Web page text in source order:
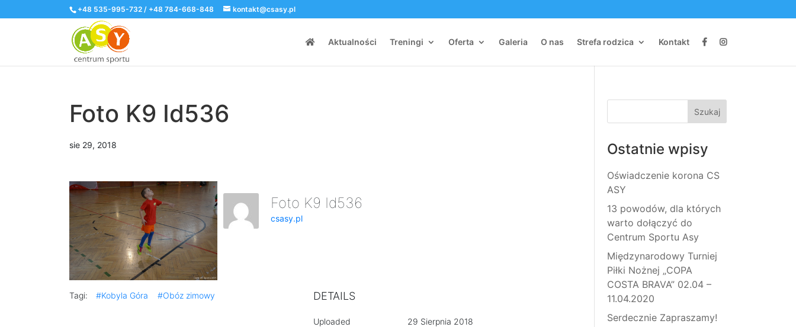
+48 535-995-732 / +48 784-668-848 kontakt@csasy.pl
Aktualności Treningi Oferta Galeria O nas Strefa rodzica Kontakt
Foto K9 Id536
sie 29, 2018
Foto K9 Id536
csasy.pl
Tagi: #Kobyla Góra #Obóz zimowy DETAILS
Uploaded 29 Sierpnia 2018
Ostatnie wpisy
Oświadczenie korona CS
ASY
13 powodów, dla których
warto dołączyć do
Centrum Sportu Asy
Międzynarodowy Turniej
Piłki Nożnej „COPA
COSTA BRAVA” 02.04 –
11.04.2020
Serdecznie Zapraszamy!